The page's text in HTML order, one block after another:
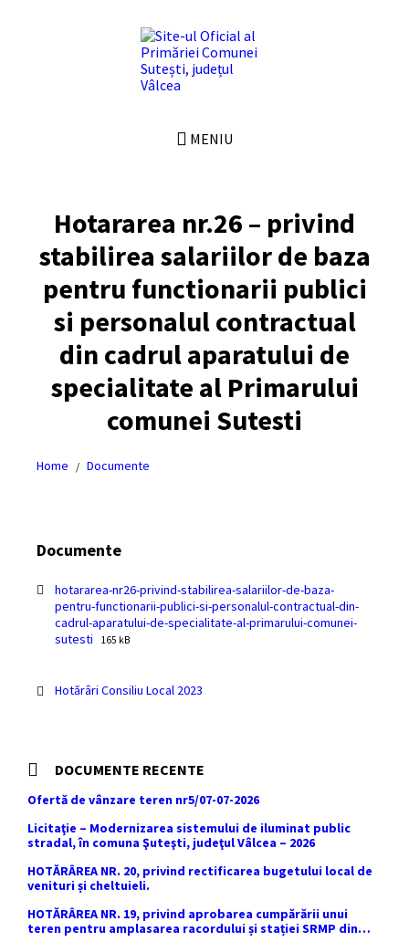
MENIU
Hotararea nr.26 – privind
stabilirea salariilor de baza
pentru functionarii publici
si personalul contractual
din cadrul aparatului de
specialitate al Primarului
comunei Sutesti
Home / Documente
Documente
hotararea-nr26-privind-stabilirea-salariilor-de-baza-
pentru-functionarii-publici-si-personalul-contractual-din-
cadrul-aparatului-de-specialitate-al-primarului-comunei-
sutesti File
File
165 kB
Hotărâri Consiliu Local 2023
DOCUMENTE RECENTE
Ofertă de vânzare teren nr5/07-07-2026
Licitaţie – Modernizarea sistemului de iluminat public
stradal, în comuna Şuteşti, judeţul Vâlcea – 2026
HOTĂRÂREA NR. 20, privind rectificarea bugetului local de
venituri și cheltuieli.
HOTĂRÂREA NR. 19, privind aprobarea cumpărării unui
teren pentru amplasarea racordului și stației SRMP din